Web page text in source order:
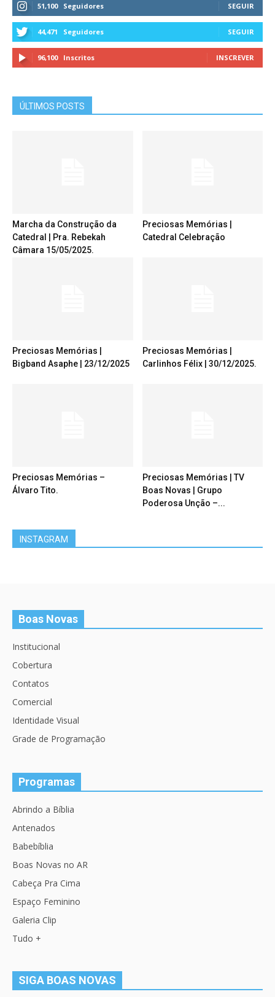
51,100 Seguidores SEGUIR
44,471 Seguidores SEGUIR
96,100 Inscritos INSCREVER
ÚLTIMOS POSTS
Marcha da Construção da
Catedral | Pra. Rebekah
Câmara 15/05/2025.
Preciosas Memórias |
Catedral Celebração
Preciosas Memórias |
Bigband Asaphe | 23/12/2025
Preciosas Memórias |
Carlinhos Félix | 30/12/2025.
Preciosas Memórias –
Álvaro Tito.
Preciosas Memórias | TV
Boas Novas | Grupo
Poderosa Unção –...
INSTAGRAM
Boas Novas
Institucional
Cobertura
Contatos
Comercial
Identidade Visual
Grade de Programação
Programas
Abrindo a Bíblia
Antenados
Babebíblia
Boas Novas no AR
Cabeça Pra Cima
Espaço Feminino
Galeria Clip
Tudo +
SIGA BOAS NOVAS